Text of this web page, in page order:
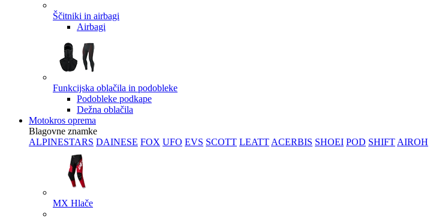
Ščitniki in airbagi
Airbagi
Funkcijska oblačila in podobleke
Podobleke podkape
Dežna oblačila
Motokros oprema
Blagovne znamke
ALPINESTARS DAINESE FOX UFO EVS SCOTT LEATT ACERBIS SHOEI POD SHIFT AIROH
MX Hlače